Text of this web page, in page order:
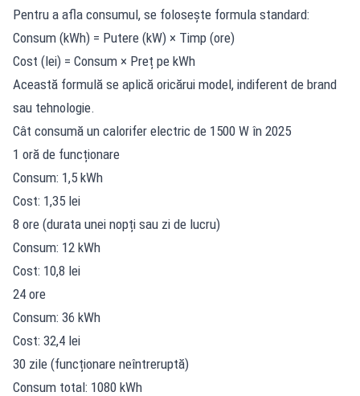
Pentru a afla consumul, se folosește formula standard:
Consum (kWh) = Putere (kW) × Timp (ore)
Cost (lei) = Consum × Preț pe kWh
Această formulă se aplică oricărui model, indiferent de brand
sau tehnologie.
Cât consumă un calorifer electric de 1500 W în 2025
1 oră de funcționare
Consum: 1,5 kWh
Cost: 1,35 lei
8 ore (durata unei nopți sau zi de lucru)
Consum: 12 kWh
Cost: 10,8 lei
24 ore
Consum: 36 kWh
Cost: 32,4 lei
30 zile (funcționare neîntreruptă)
Consum total: 1080 kWh